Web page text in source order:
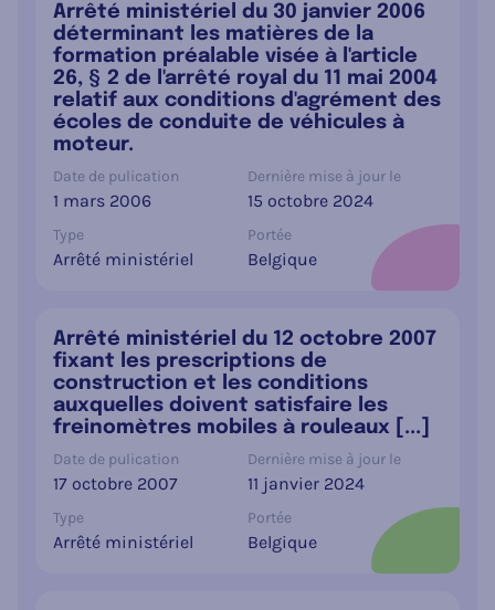
Arrêté ministériel du 30 janvier 2006
déterminant les matières de la
formation préalable visée à l'article
26, § 2 de l'arrêté royal du 11 mai 2004
relatif aux conditions d'agrément des
écoles de conduite de véhicules à
moteur.
Date de pulication
1 mars 2006
Dernière mise à jour le
15 octobre 2024
Type
Arrêté ministériel
Portée
Belgique
Arrêté ministériel du 12 octobre 2007
fixant les prescriptions de
construction et les conditions
auxquelles doivent satisfaire les
freinomètres mobiles à rouleaux [...]
Date de pulication
17 octobre 2007
Dernière mise à jour le
11 janvier 2024
Type
Arrêté ministériel
Portée
Belgique